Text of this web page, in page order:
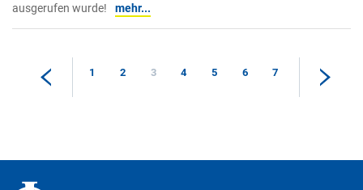
ausgerufen wurde!
mehr...
1 2 3 4 5 6 7